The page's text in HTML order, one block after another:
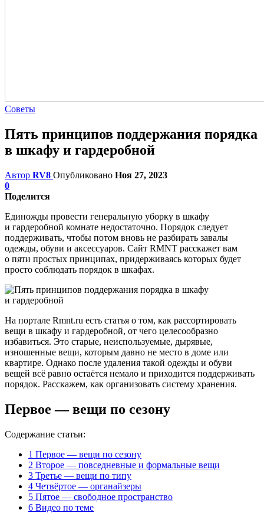
Советы
Пять принципов поддержания порядка
в шкафу и гардеробной
Автор RV8 Опубликовано Ноя 27, 2023
0
Поделится
Единожды провести генеральную уборку в шкафу
и гардеробной комнате недостаточно. Порядок следует
поддерживать, чтобы потом вновь не разбирать завалы
одежды, обуви и аксессуаров. Сайт RMNT расскажет вам
о пяти простых принципах, придерживаясь которых будет
просто соблюдать порядок в шкафах.
На портале Rmnt.ru есть статья о том, как рассортировать
вещи в шкафу и гардеробной, от чего целесообразно
избавиться. Это старые, неиспользуемые, дырявые,
изношенные вещи, которым давно не место в доме или
квартире. Однако после удаления такой одежды и обуви
вещей всё равно остаётся немало и приходится поддерживать
порядок. Расскажем, как организовать систему хранения.
Первое — вещи по сезону
Содержание статьи:
1 Первое — вещи по сезону
2 Второе — повседневные и формальные вещи
3 Третье — вещи по типу
4 Четвёртое — органайзеры
5 Пятое — свободное пространство
6 Видео по теме